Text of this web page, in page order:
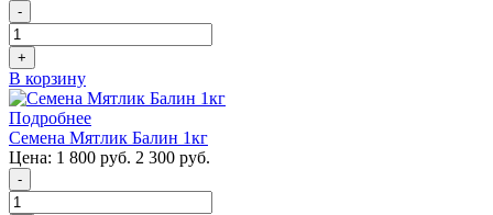
-
+
В корзину
Подробнее
Семена Мятлик Балин 1кг
Цена: 1 800 руб. 2 300 руб.
-